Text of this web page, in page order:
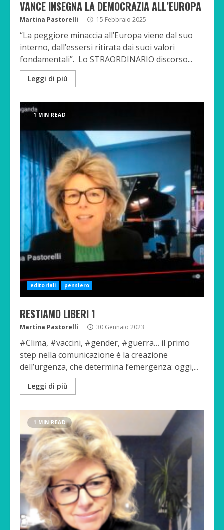
VANCE INSEGNA LA DEMOCRAZIA ALL’EUROPA
Martina Pastorelli 15 Febbraio 2025
“La peggiore minaccia all’Europa viene dal suo
interno, dall’essersi ritirata dai suoi valori
fondamentali”. Lo STRAORDINARIO discorso...
Leggi di più
1 MIN READ
editoriali pensiero
RESTIAMO LIBERI 1
Martina Pastorelli 30 Gennaio 2023
#Clima, #vaccini, #gender, #guerra… il primo
step nella comunicazione è la creazione
dell’urgenza, che determina l’emergenza: oggi,...
Leggi di più
1 MIN READ